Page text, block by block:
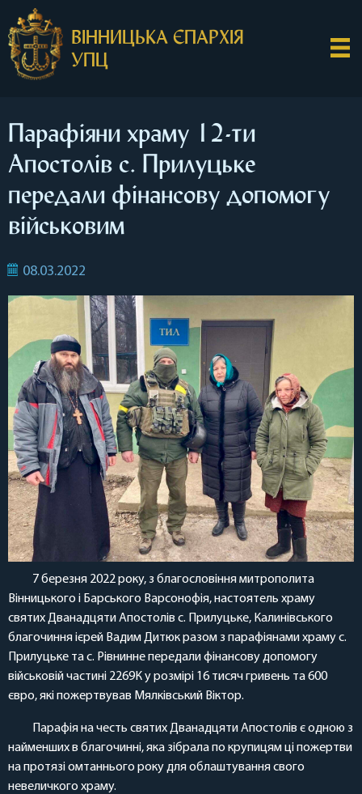
ВІННИЦЬКА ЄПАРХІЯ
УПЦ
Парафіяни храму 12-ти
Апостолів с. Прилуцьке
передали фінансову допомогу
військовим
08.03.2022
7 березня 2022 року, з благословіння митрополита
Вінницького і Барського Варсонофія, настоятель храму
святих Дванадцяти Апостолів с. Прилуцьке, Калинівського
благочиння ієрей Вадим Дитюк разом з парафіянами храму с.
Прилуцьке та с. Рівнинне передали фінансову допомогу
військовій частині 2269К у розмірі 16 тисяч гривень та 600
євро, які пожертвував Мялківський Віктор.
Парафія на честь святих Дванадцяти Апостолів є одною з
найменших в благочинні, яка зібрала по крупицям ці пожертви
на протязі омтаннього року для облаштування свого
невеличкого храму.